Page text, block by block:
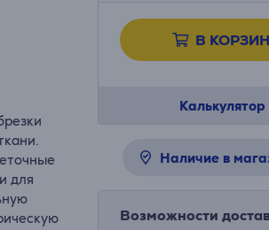
для
В
Калькулятор
Наличие в
Возможности